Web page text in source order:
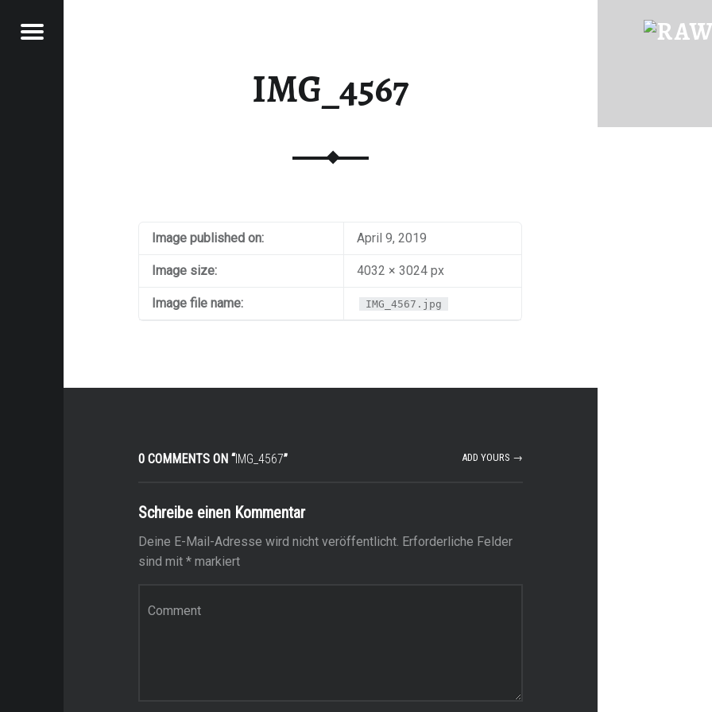
Menu
IMG_4567
Image published on: April 9, 2019
Image size: 4032 × 3024 px
Image file name: IMG_4567.jpg
0 COMMENTS ON “IMG_4567” ADD YOURS →
Schreibe einen Kommentar
Deine E-Mail-Adresse wird nicht veröffentlicht. Erforderliche Felder
sind mit* markiert